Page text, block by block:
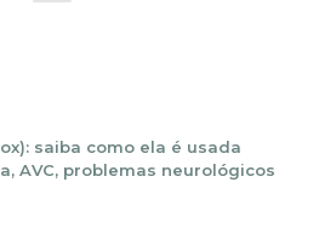
saiba como ela é usada
AVC, problemas neurológicos